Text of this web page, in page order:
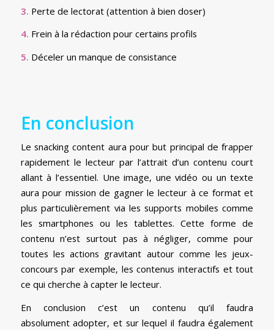
3. Perte de lectorat (attention à bien doser)
4. Frein à la rédaction pour certains profils
5. Déceler un manque de consistance
En conclusion
Le snacking content aura pour but principal de frapper
rapidement le lecteur par l’attrait d’un contenu court
allant à l’essentiel. Une image, une vidéo ou un texte
aura pour mission de gagner le lecteur à ce format et
plus particulièrement via les supports mobiles comme
les smartphones ou les tablettes. Cette forme de
contenu n’est surtout pas à négliger, comme pour
toutes les actions gravitant autour comme les jeux-
concours par exemple, les contenus interactifs et tout
ce qui cherche à capter le lecteur.
En conclusion c’est un contenu qu’il faudra
absolument adopter, et sur lequel il faudra également